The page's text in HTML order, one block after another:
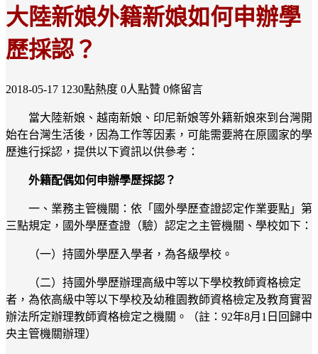
大陸新娘外籍新娘如何申辦學
歷採認？
2018-05-17 1230點熱度 0人點贊 0條留言
當大陸新娘、越南新娘、印尼新娘等外籍新娘來到台灣開
始在台灣生活後，因為工作等因素，可能需要將在原國家的學
歷進行採認，提供以下資訊以供參考：
外籍配偶如何申辦學歷採認？
一、業務主管機關：依「國外學歷查證認定作業要點」第
三點規定，國外學歷查證（驗）認定之主管機關、學校如下：
（一）持國外學歷入學者，為各級學校。
（二）持國外學歷辦理高級中等以下學校教師資格檢定
者，為依高級中等以下學校及幼稚園教師資格檢定及教育實習
辦法所定辦理教師資格檢定之機關。（註：92年8月1日回歸中
央主管機關辦理）